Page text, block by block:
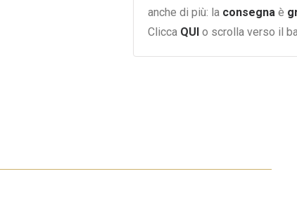
anche di più: la consegna è
Clicca QUI o scrolla verso il